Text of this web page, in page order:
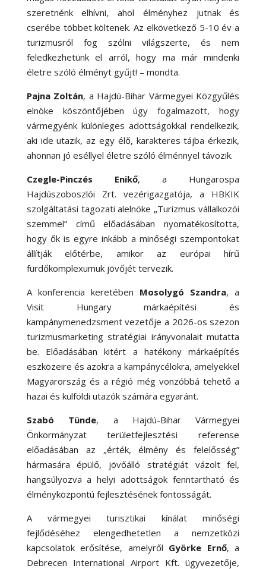
szeretnénk elhívni, ahol élményhez jutnak és
cserébe többet költenek. Az elkövetkező 5-10 év a
turizmusról fog szólni világszerte, és nem
feledkezhetünk el arról, hogy ma már mindenki
életre szóló élményt gyűjt! – mondta.
Pajna Zoltán, a Hajdú-Bihar Vármegyei Közgyűlés
elnöke köszöntőjében úgy fogalmazott, hogy
vármegyénk különleges adottságokkal rendelkezik,
aki ide utazik, az egy élő, karakteres tájba érkezik,
ahonnan jó eséllyel életre szóló élménnyel távozik.
Czegle-Pinczés Enikő, a Hungarospa
Hajdúszoboszlói Zrt. vezérigazgatója, a HBKIK
szolgáltatási tagozati alelnöke „Turizmus vállalkozói
szemmel” című előadásában nyomatékosította,
hogy ők is egyre inkább a minőségi szempontokat
állítják előtérbe, amikor az európai hírű
fürdőkomplexumuk jövőjét tervezik.
A konferencia keretében Mosolygó Szandra, a
Visit Hungary márkaépítési és
kampánymenedzsment vezetője a 2026-os szezon
turizmusmarketing stratégiai irányvonalait mutatta
be. Előadásában kitért a hatékony márkaépítés
eszközeire és azokra a kampánycélokra, amelyekkel
Magyarország és a régió még vonzóbbá tehető a
hazai és külföldi utazók számára egyaránt.
Szabó Tünde, a Hajdú-Bihar Vármegyei
Önkormányzat területfejlesztési referense
előadásában az „érték, élmény és felelősség”
hármasára épülő, jövőálló stratégiát vázolt fel,
hangsúlyozva a helyi adottságok fenntartható és
élményközpontú fejlesztésének fontosságát.
A vármegyei turisztikai kínálat minőségi
fejlődéséhez elengedhetetlen a nemzetközi
kapcsolatok erősítése, amelyről Györke Ernő, a
Debrecen International Airport Kft. ügyvezetője,